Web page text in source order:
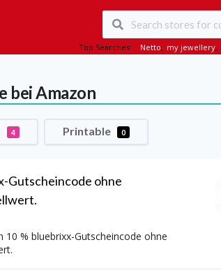
Top Searches: Netto, my jewellery,
bei Amazon
4 Printable 0
Gutscheincode ohne
10 % bluebrixx-Gutscheincode ohne